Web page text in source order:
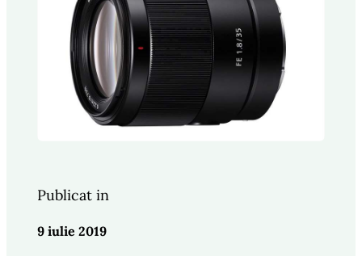
Publicat in
9 iulie 2019